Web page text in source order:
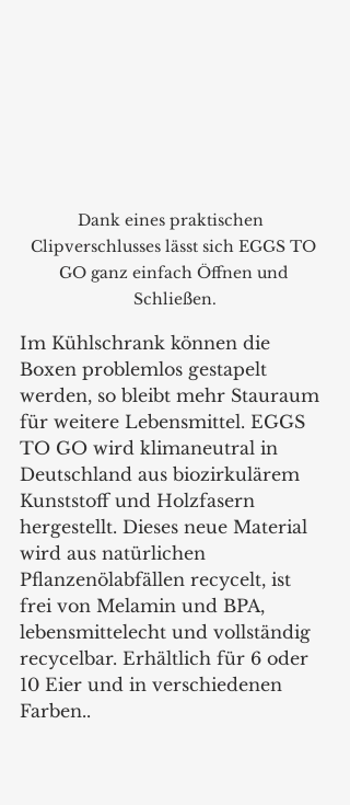
Dank eines praktischen
Clipverschlusses lässt sich EGGS TO
GO ganz einfach Öffnen und
Schließen.
Im Kühlschrank können die
Boxen problemlos gestapelt
werden, so bleibt mehr Stauraum
für weitere Lebensmittel. EGGS
TO GO wird klimaneutral in
Deutschland aus biozirkulärem
Kunststoff und Holzfasern
hergestellt. Dieses neue Material
wird aus natürlichen
Pflanzenölabfällen recycelt, ist
frei von Melamin und BPA,
lebensmittelecht und vollständig
recycelbar. Erhältlich für 6 oder
10 Eier und in verschiedenen
Farben..